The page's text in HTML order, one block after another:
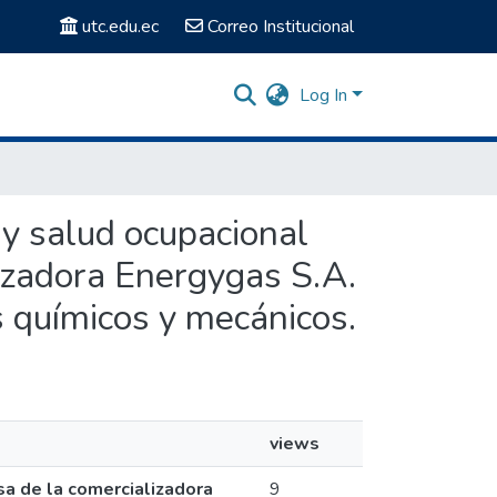
utc.edu.ec Correo Institucional
Log In
salud ocupacional
Energygas S.A.
y mecánicos.
views
de la comercializadora
9